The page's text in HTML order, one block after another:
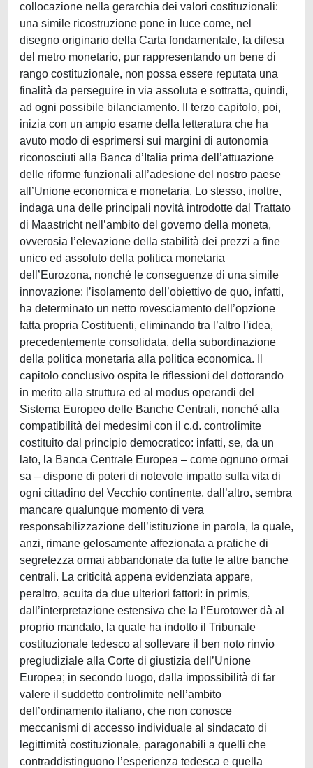
collocazione nella gerarchia dei valori costituzionali:
una simile ricostruzione pone in luce come, nel
disegno originario della Carta fondamentale, la difesa
del metro monetario, pur rappresentando un bene di
rango costituzionale, non possa essere reputata una
finalità da perseguire in via assoluta e sottratta, quindi,
ad ogni possibile bilanciamento. Il terzo capitolo, poi,
inizia con un ampio esame della letteratura che ha
avuto modo di esprimersi sui margini di autonomia
riconosciuti alla Banca d’Italia prima dell’attuazione
delle riforme funzionali all’adesione del nostro paese
all’Unione economica e monetaria. Lo stesso, inoltre,
indaga una delle principali novità introdotte dal Trattato
di Maastricht nell’ambito del governo della moneta,
ovverosia l’elevazione della stabilità dei prezzi a fine
unico ed assoluto della politica monetaria
dell’Eurozona, nonché le conseguenze di una simile
innovazione: l’isolamento dell’obiettivo de quo, infatti,
ha determinato un netto rovesciamento dell’opzione
fatta propria Costituenti, eliminando tra l’altro l’idea,
precedentemente consolidata, della subordinazione
della politica monetaria alla politica economica. Il
capitolo conclusivo ospita le riflessioni del dottorando
in merito alla struttura ed al modus operandi del
Sistema Europeo delle Banche Centrali, nonché alla
compatibilità dei medesimi con il c.d. controlimite
costituito dal principio democratico: infatti, se, da un
lato, la Banca Centrale Europea – come ognuno ormai
sa – dispone di poteri di notevole impatto sulla vita di
ogni cittadino del Vecchio continente, dall’altro, sembra
mancare qualunque momento di vera
responsabilizzazione dell’istituzione in parola, la quale,
anzi, rimane gelosamente affezionata a pratiche di
segretezza ormai abbandonate da tutte le altre banche
centrali. La criticità appena evidenziata appare,
peraltro, acuita da due ulteriori fattori: in primis,
dall’interpretazione estensiva che la l’Eurotower dà al
proprio mandato, la quale ha indotto il Tribunale
costituzionale tedesco al sollevare il ben noto rinvio
pregiudiziale alla Corte di giustizia dell’Unione
Europea; in secondo luogo, dalla impossibilità di far
valere il suddetto controlimite nell’ambito
dell’ordinamento italiano, che non conosce
meccanismi di accesso individuale al sindacato di
legittimità costituzionale, paragonabili a quelli che
contraddistinguono l’esperienza tedesca e quella